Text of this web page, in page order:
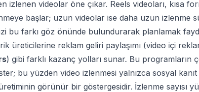
izlenen videolar öne çıkar. Reels videoları, kısa
başlar; uzun videolar ise daha uzun izlenme
bu farkı göz önünde bulundurarak planlamak
üreticilerine reklam geliri paylaşımı (video içi
) gibi farklı kazanç yolları sunar. Bu programların
bu yüzden video izlenmesi yalnızca sosyal kanıt
görünür bir göstergesidir. İzlenme sayısı